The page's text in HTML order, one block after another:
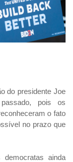
do presidente Joe
pois os
o fato
no prazo que
ainda